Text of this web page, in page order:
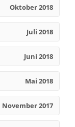
Oktober 2018
Juli 2018
Juni 2018
Mai 2018
November 2017